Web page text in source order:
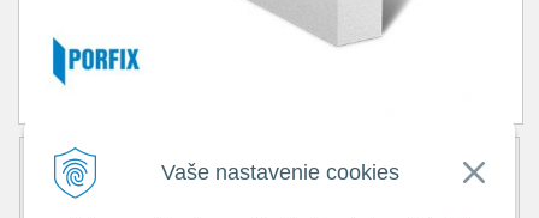
Vaše nastavenie cookies
Obj. číslo:
Popis:
Cena bez DPH